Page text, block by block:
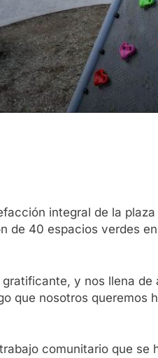
integral de la
de 40 espacios verdes
y nos llena
que nosotros queremos
comunitario que